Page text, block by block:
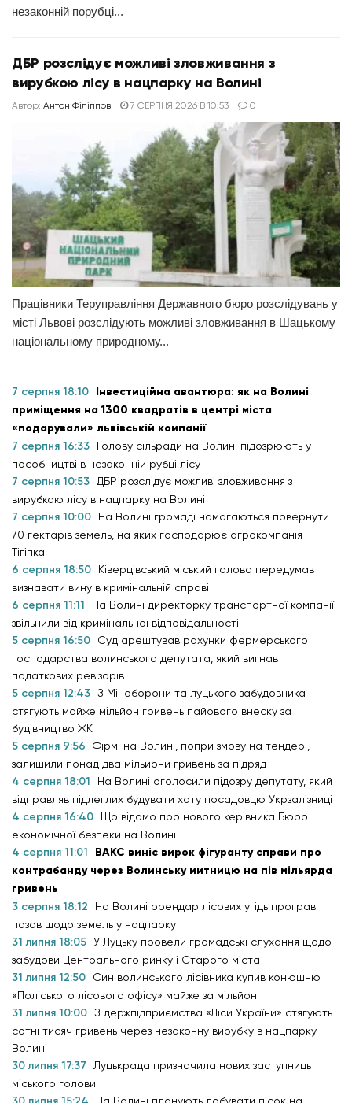
незаконній порубці...
ДБР розслідує можливі зловживання з
вирубкою лісу в нацпарку на Волині
Автор: Антон Філіппов 7 СЕРПНЯ 2026 В 10:53 0
Працівники Теруправління Державного бюро розслідувань у
місті Львові розслідують можливі зловживання в Шацькому
національному природному...
7 серпня 18:10 Інвестиційна авантюра: як на Волині
приміщення на 1300 квадратів в центрі міста
«подарували» львівській компанії
7 серпня 16:33
Голову сільради на Волині підозрюють у
пособництві в незаконній рубці лісу
7 серпня 10:53
ДБР розслідує можливі зловживання з
вирубкою лісу в нацпарку на Волині
7 серпня 10:00
На Волині громаді намагаються повернути
70 гектарів земель, на яких господарює агрокомпанія
Тігіпка
6 серпня 18:50
Ківерцівський міський голова передумав
визнавати вину в кримінальній справі
6 серпня 11:11
На Волині директорку транспортної компанії
звільнили від кримінальної відповідальності
5 серпня 16:50
Суд арештував рахунки фермерського
господарства волинського депутата, який вигнав
податкових ревізорів
5 серпня 12:43 З Міноборони та луцького забудовника
стягують майже мільйон гривень пайового внеску за
будівництво ЖК
5 серпня 9:56
Фірмі на Волині, попри змову на тендері,
залишили понад два мільйони гривень за підряд
4 серпня 18:01
На Волині оголосили підозру депутату, який
відправляв підлеглих будувати хату посадовцю Укрзалізниці
4 серпня 16:40
Що відомо про нового керівника Бюро
економічної безпеки на Волині
4 серпня 11:01
ВАКС виніс вирок фігуранту справи про
контрабанду через Волинську митницю на пів мільярда
гривень
3 серпня 18:12
На Волині орендар лісових угідь програв
позов щодо земель у нацпарку
31 липня 18:05 У Луцьку провели громадські слухання щодо
забудови Центрального ринку і Старого міста
31 липня 12:50
Син волинського лісівника купив конюшню
«Поліського лісового офісу» майже за мільйон
31 липня 10:00 З держпідприємства «Ліси України» стягують
сотні тисяч гривень через незаконну вирубку в нацпарку
Волині
30 липня 17:37
Луцькрада призначила нових заступниць
міського голови